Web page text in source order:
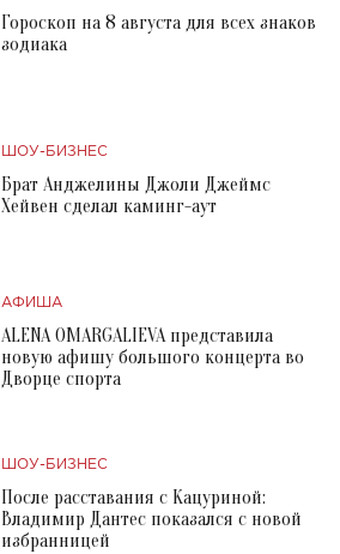
Гороскоп на 8 августа для всех знаков
зодиака
ШОУ-БИЗНЕС
Брат Анджелины Джоли Джеймс
Хейвен сделал каминг-аут
АФИША
ALENA OMARGALIEVA представила
новую афишу большого концерта во
Дворце спорта
ШОУ-БИЗНЕС
После расставания с Кацуриной:
Владимир Дантес показался с новой
избранницей